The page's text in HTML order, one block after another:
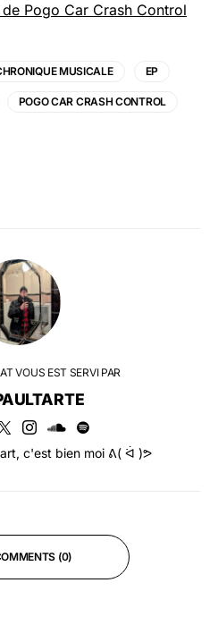
Pogo Car Crash Control
MUSICALE EP
POGO CAR CRASH CONTROL
VOUS EST SERVI PAR
c'est bien moi ᕕ( ᐛ )ᕗ
(0)